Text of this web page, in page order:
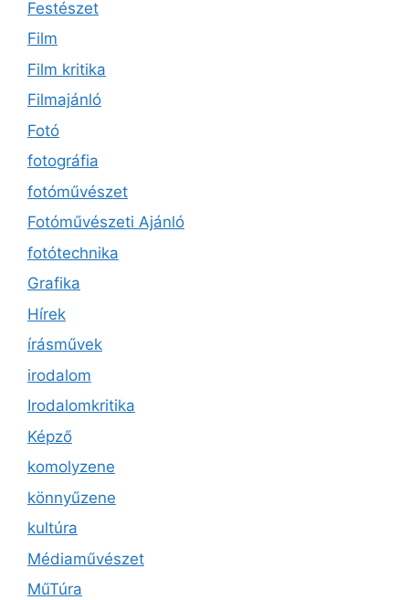
Festészet
Film
Film kritika
Filmajánló
Fotó
fotográfia
fotóművészet
Fotóművészeti Ajánló
fotótechnika
Grafika
Hírek
írásművek
irodalom
Irodalomkritika
Képző
komolyzene
könnyűzene
kultúra
Médiaművészet
MűTúra